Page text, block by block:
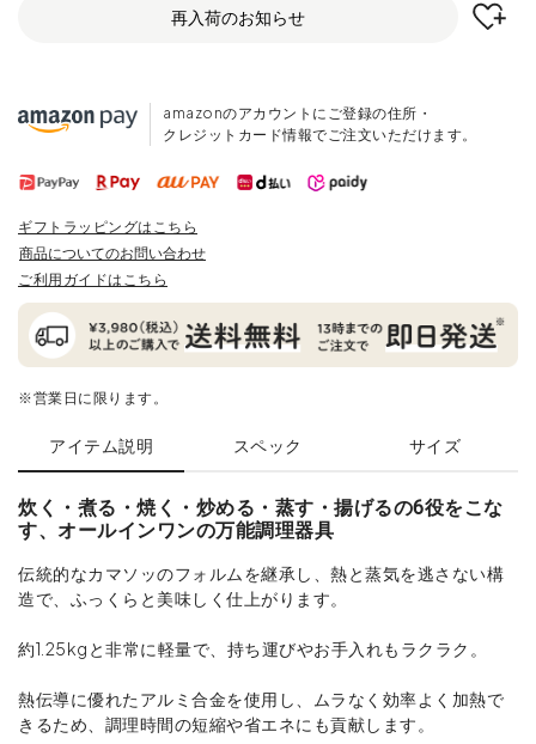
再入荷のお知らせ
amazonのアカウントにご登録の住所・
クレジットカード情報でご注文いただけます。
ギフトラッピングはこちら
商品についてのお問い合わせ
ご利用ガイドはこちら
※営業日に限ります。
アイテム説明 スペック サイズ
炊く・煮る・焼く・炒める・蒸す・揚げるの6役をこな
す、オールインワンの万能調理器具
伝統的なカマソッのフォルムを継承し、熱と蒸気を逃さない構
造で、ふっくらと美味しく仕上がります。
約1.25kgと非常に軽量で、持ち運びやお手入れもラクラク。
熱伝導に優れたアルミ合金を使用し、ムラなく効率よく加熱で
きるため、調理時間の短縮や省エネにも貢献します。